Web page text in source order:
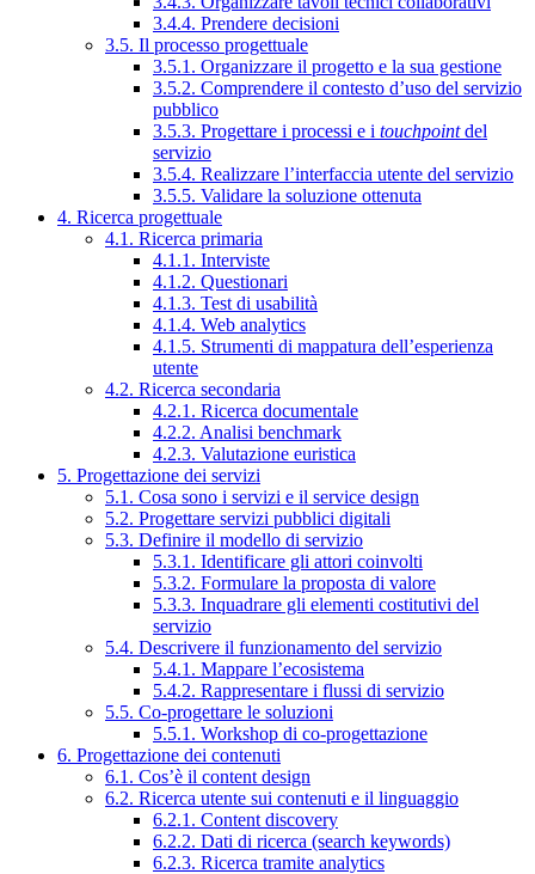
3.4.4. Prendere decisioni
3.5. Il processo progettuale
3.5.1. Organizzare il progetto e la sua gestione
3.5.2. Comprendere il contesto d’uso del servizio
pubblico
3.5.3. Progettare i processi e i touchpointdel
servizio
3.5.4. Realizzare l’interfaccia utente del servizio
3.5.5. Validare la soluzione ottenuta
4. Ricerca progettuale
4.1. Ricerca primaria
4.1.1. Interviste
4.1.2. Questionari
4.1.3. Test di usabilità
4.1.4. Web analytics
4.1.5. Strumenti di mappatura dell’esperienza
utente
4.2. Ricerca secondaria
4.2.1. Ricerca documentale
4.2.2. Analisi benchmark
4.2.3. Valutazione euristica
5. Progettazione dei servizi
5.1. Cosa sono i servizi e il service design
5.2. Progettare servizi pubblici digitali
5.3. Definire il modello di servizio
5.3.1. Identificare gli attori coinvolti
5.3.2. Formulare la proposta di valore
5.3.3. Inquadrare gli elementi costitutivi del
servizio
5.4. Descrivere il funzionamento del servizio
5.4.1. Mappare l’ecosistema
5.4.2. Rappresentare i flussi di servizio
5.5. Co-progettare le soluzioni
5.5.1. Workshop di co-progettazione
6. Progettazione dei contenuti
6.1. Cos’è il content design
6.2. Ricerca utente sui contenuti e il linguaggio
6.2.1. Content discovery
6.2.2. Dati di ricerca (search keywords)
6.2.3. Ricerca tramite analytics